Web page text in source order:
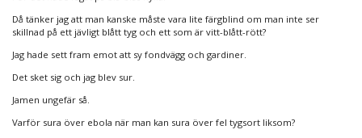
Då tänker jag att man kanske måste vara lite färgblind om man inte ser
skillnad på ett jävligt blått tyg och ett som är vitt-blått-rött?
Jag hade sett fram emot att sy fondvägg och gardiner.
Det sket sig och jag blev sur.
Jamen ungefär så.
Varför sura över ebola när man kan sura över fel tygsort liksom?